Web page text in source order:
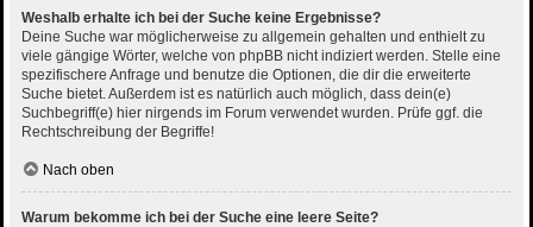
Weshalb erhalte ich bei der Suche keine Ergebnisse?
Deine Suche war möglicherweise zu allgemein gehalten und enthielt zu
viele gängige Wörter, welche von phpBB nicht indiziert werden. Stelle eine
spezifischere Anfrage und benutze die Optionen, die dir die erweiterte
Suche bietet. Außerdem ist es natürlich auch möglich, dass dein(e)
Suchbegriff(e) hier nirgends im Forum verwendet wurden. Prüfe ggf. die
Rechtschreibung der Begriffe!
Nach oben
Warum bekomme ich bei der Suche eine leere Seite?